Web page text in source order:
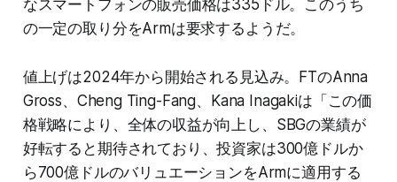
なスマートフォンの販売価格は335ドル。このうち
の一定の取り分をArmは要求するようだ。
値上げは2024年から開始される見込み。FTのAnna
Gross、Cheng Ting-Fang、Kana Inagakiは「この価
格戦略により、全体の収益が向上し、SBGの業績が
好転すると期待されており、投資家は300億ドルか
ら700億ドルのバリュエーションをArmに適用する